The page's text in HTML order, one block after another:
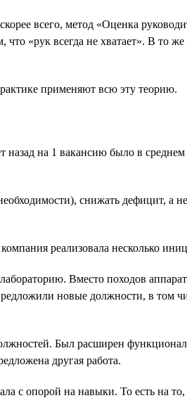
всего, метод «Оценка
«рук всегда не хватает». В то
применяют всю эту теорию.
на 1 вакансию было в среднем
снижать дефицит, а
реализовала несколько
Вместо походов
новые должности, в том
Был расширен
другая работа.
опорой на навыки. То есть на то,